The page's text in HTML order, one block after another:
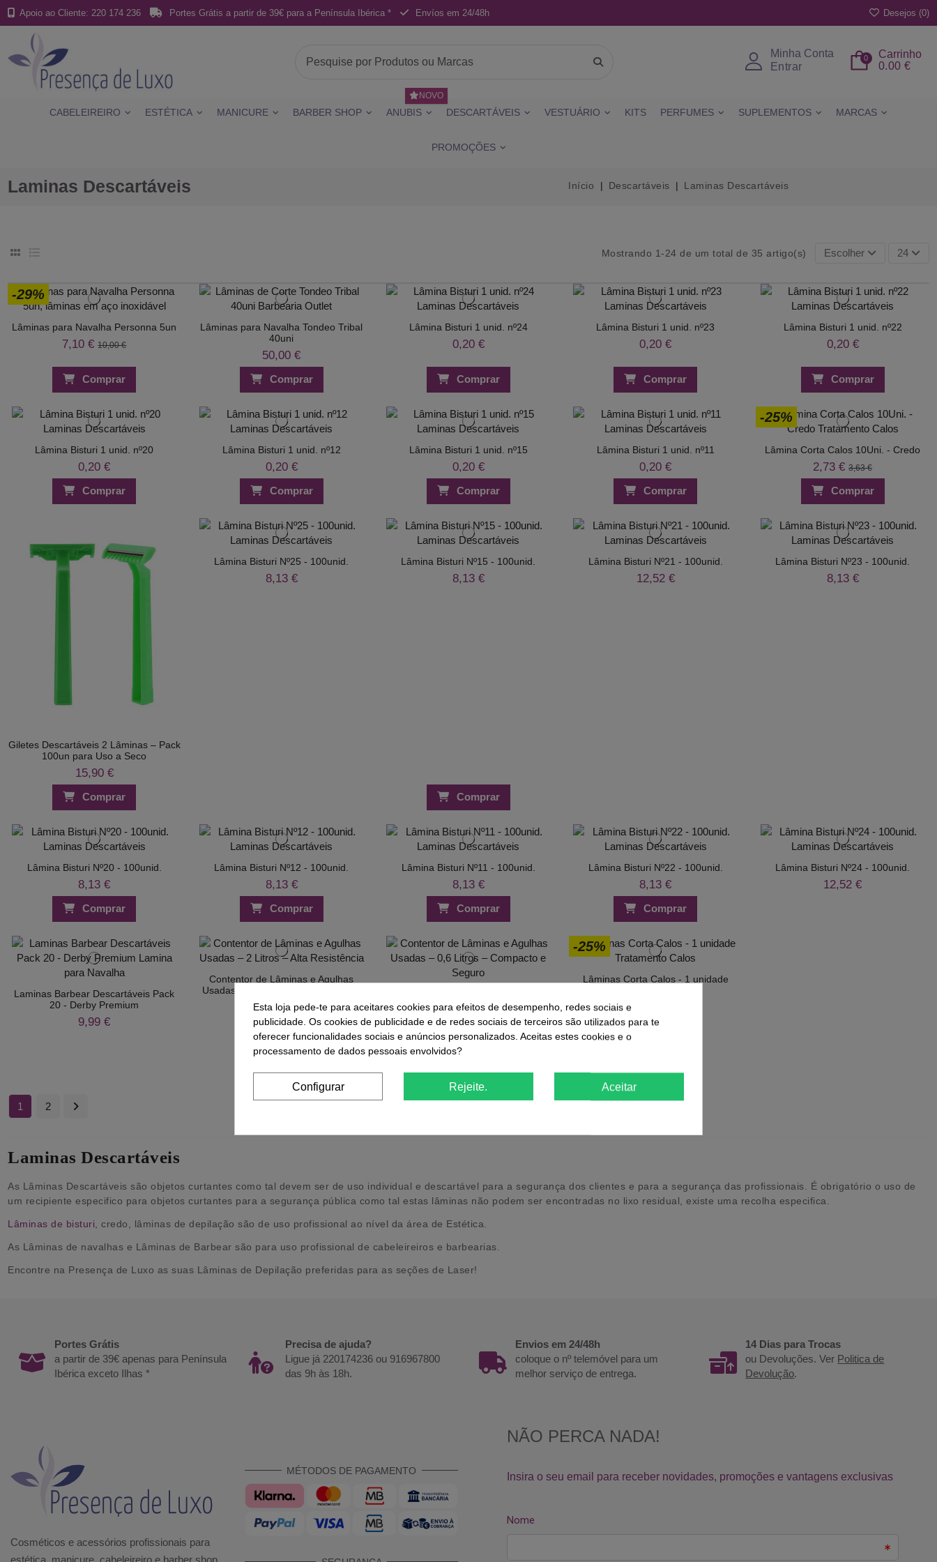
Apoio ao Cliente: 220 174 236 Portes Grátis a partir de 39€ para a Península Ibérica * Envíos em 24/48h Desejos (0)
Minha Conta
Entrar
Carrinho
0
0.00 €
CABELEIREIRO ESTÉTICA MANICURE BARBER SHOP ANUBIS
NOVO
DESCARTÁVEIS VESTUÁRIO KITS PERFUMES SUPLEMENTOS MARCAS
PROMOÇÕES
Laminas Descartáveis Início Descartáveis Laminas Descartáveis
Mostrando 1-24 de um total de 35 artigo(s) Escolher 24
-29%
Lâminas para Navalha Personna 5un
7,10 €10,00 €
Comprar
Lâminas para Navalha Tondeo Tribal
40uni
50,00 €
Comprar
Lâmina Bisturi 1 unid. nº24
0,20 €
Comprar
Lâmina Bisturi 1 unid. nº23
0,20 €
Comprar
Lâmina Bisturi 1 unid. nº22
0,20 €
Comprar
Lâmina Bisturi 1 unid. nº20
0,20 €
Comprar
Lâmina Bisturi 1 unid. nº12
0,20 €
Comprar
Lâmina Bisturi 1 unid. nº15
0,20 €
Comprar
Lâmina Bisturi 1 unid. nº11
0,20 €
Comprar
-25%
Lâmina Corta Calos 10Uni. - Credo
2,73 €3,63 €
Comprar
Giletes Descartáveis 2 Lâminas – Pack
100un para Uso a Seco
15,90 €
Comprar
Lâmina Bisturi Nº25 - 100unid.
8,13 €
Lâmina Bisturi Nº15 - 100unid.
8,13 €
Comprar
Lâmina Bisturi Nº21 - 100unid.
12,52 €
Lâmina Bisturi Nº23 - 100unid.
8,13 €
Lâmina Bisturi Nº20 - 100unid.
8,13 €
Comprar
Lâmina Bisturi Nº12 - 100unid.
8,13 €
Comprar
Lâmina Bisturi Nº11 - 100unid.
8,13 €
Comprar
Lâmina Bisturi Nº22 - 100unid.
8,13 €
Comprar
Lâmina Bisturi Nº24 - 100unid.
12,52 €
Laminas Barbear Descartáveis Pack
20 - Derby Premium
9,99 €
Contentor de Lâminas e Agulhas
Usadas – 2 Litros – Alta Resistência
2,65 €
Comprar
Usadas – 0,6 Litros – Compacto e
Seguro
1,90 €
Comprar
-25%
Lâminas Corta Calos - 1 unidade
1 2
Laminas Descartáveis
As Lâminas Descartáveis são objetos curtantes como tal devem ser de uso individual e descartável para a segurança dos clientes e para a segurança das profissionais. É obrigatório o uso de
um recipiente especifico para objetos curtantes para a segurança pública como tal estas lâminas não podem ser encontradas no lixo residual, existe uma recolha especifica.
Lâminas de bisturi , credo, lâminas de depilação são de uso profissional ao nível da área de Estética.
As Lâminas de navalhas e Lâminas de Barbear são para uso profissional de cabeleireiros e barbearias.
Encontre na Presença de Luxo as suas Lâminas de Depilação preferidas para as seções de Laser!
Portes Grátis
a partir de 39€ apenas para Península
Ibérica exceto Ilhas *
Precisa de ajuda?
Ligue já 220174236 ou 916967800
das 9h às 18h.
Envios em 24/48h
coloque o nº telemóvel para um
melhor serviço de entrega.
14 Dias para Trocas
ou Devoluções. Ver Politica de
Devolução.
Cosméticos e acessórios profissionais para
estética, manicure, cabeleireiro e barber shop.
MÉTODOS DE PAGAMENTO
Esta loja pede-te para aceitares cookies para efeitos de desempenho, redes sociais e
publicidade. Os cookies de publicidade e de redes sociais de terceiros são utilizados para te
oferecer funcionalidades sociais e anúncios personalizados. Aceitas estes cookies e o
processamento de dados pessoais envolvidos?
Configurar Rejeite. Aceitar